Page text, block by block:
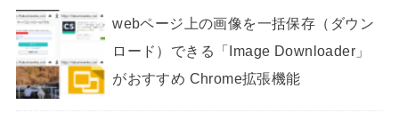
webページ上の画像を一括保存（ダウン
ロード）できる「Image Downloader」
がおすすめ Chrome拡張機能